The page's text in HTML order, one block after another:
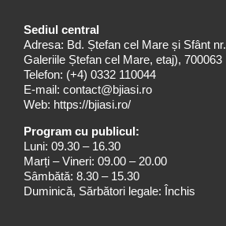
Sediul central
Adresa: Bd. Ștefan cel Mare și Sfânt
Galeriile Ștefan cel Mare, etaj), 700063
Telefon: (+4) 0332 110044
E-mail: contact@bjiasi.ro
Web: https://bjiasi.ro/
Program cu publicul:
Luni: 09.30 – 16.30
Marți – Vineri: 09.00 – 20.00
Sâmbătă: 8.30 – 15.30
Duminică, Sărbători legale: Închis